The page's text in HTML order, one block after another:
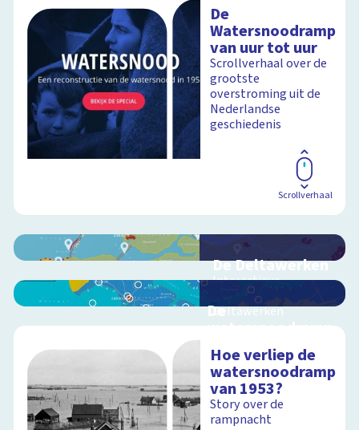
De
Watersnoodramp
van uur tot uur
Scrollverhaal over de
grootste
overstroming uit de
Nederlandse
geschiedenis
Scrollverhaal
De Deltawerken
Interactieve
schoolplaat over de
Deltawerken
Schoolplaat
De
watersnoodramp
van 1953
Interactieve
schoolplaat over de
watersnoodramp
Hoe verliep de
watersnoodramp
van 1953?
Story over de
rampnacht